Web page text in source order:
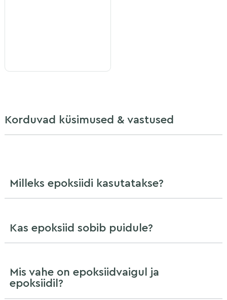
Korduvad küsimused & vastused
Milleks epoksiidi kasutatakse?
Kas epoksiid sobib puidule?
Mis vahe on epoksiidvaigul ja
epoksiidil?